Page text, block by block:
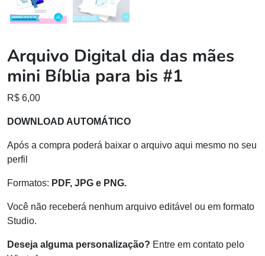
Arquivo Digital dia das mães
mini Bíblia para bis #1
R$ 6,00
DOWNLOAD AUTOMÁTICO
Após a compra poderá baixar o arquivo aqui mesmo no seu
perfil
Formatos: PDF, JPG e PNG.
Você não receberá nenhum arquivo editável ou em formato
Studio.
Deseja alguma personalização? Entre em contato pelo